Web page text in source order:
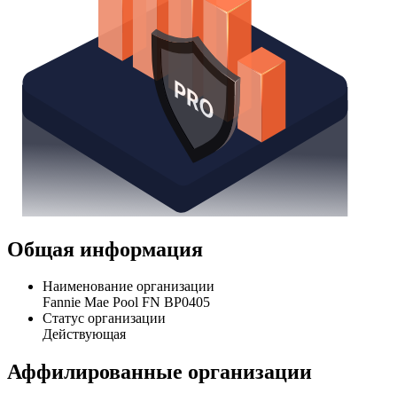
Общая информация
Наименование организации
Fannie Mae Pool FN BP0405
Статус организации
Действующая
Аффилированные организации